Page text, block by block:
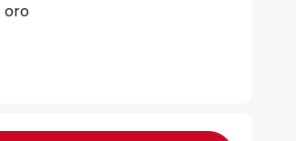
oro